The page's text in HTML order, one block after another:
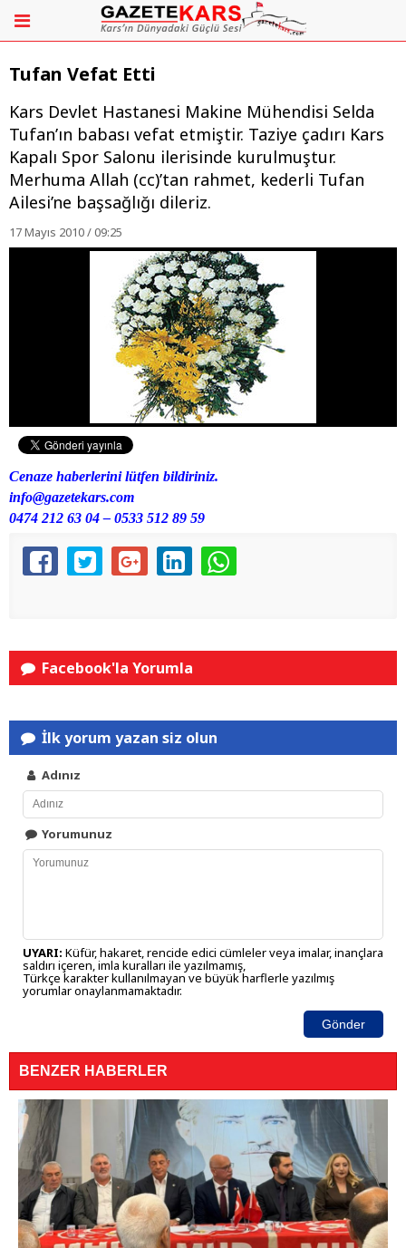
Tufan Vefat Etti
Kars Devlet Hastanesi Makine Mühendisi Selda
Tufan’ın babası vefat etmiştir. Taziye çadırı Kars
Kapalı Spor Salonu ilerisinde kurulmuştur.
Merhuma Allah (cc)’tan rahmet, kederli Tufan
Ailesi’ne başsağlığı dileriz.
17 Mayıs 2010 / 09:25
Cenaze haberlerini lütfen bildiriniz.
info@gazetekars.com
0474 212 63 04 – 0533 512 89 59
Facebook'la Yorumla
İlk yorum yazan siz olun
Adınız
Yorumunuz
UYARI: Küfür, hakaret, rencide edici cümleler veya imalar, inançlara
saldırı içeren, imla kuralları ile yazılmamış,
Türkçe karakter kullanılmayan ve büyük harflerle yazılmış
yorumlar onaylanmamaktadır.
Gönder
BENZER HABERLER